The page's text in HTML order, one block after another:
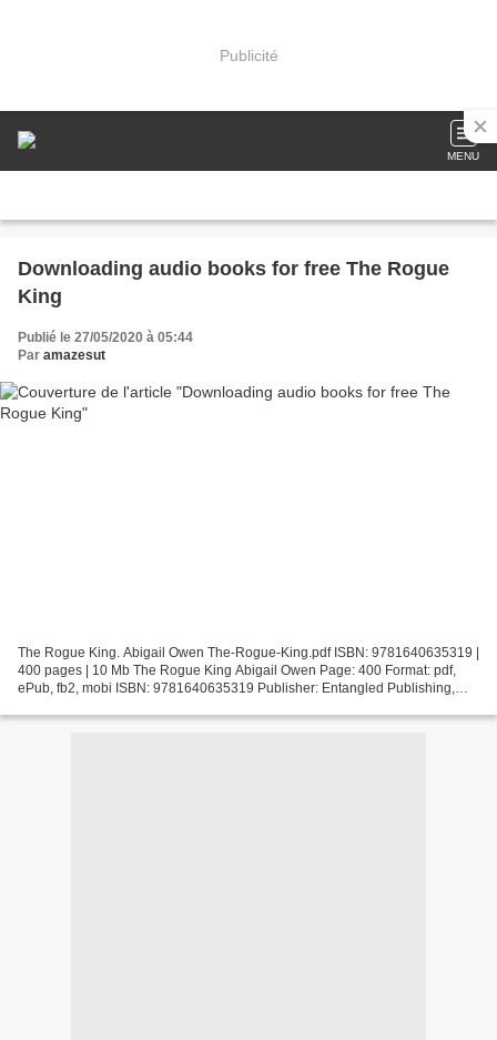
Publicité
MENU
Downloading audio books for free The Rogue
King
Publié le 27/05/2020 à 05:44
Par amazesut
The Rogue King. Abigail Owen The-Rogue-King.pdf ISBN: 9781640635319 |
400 pages | 10 Mb The Rogue King Abigail Owen Page: 400 Format: pdf,
ePub, fb2, mobi ISBN: 9781640635319 Publisher: Entangled Publishing,